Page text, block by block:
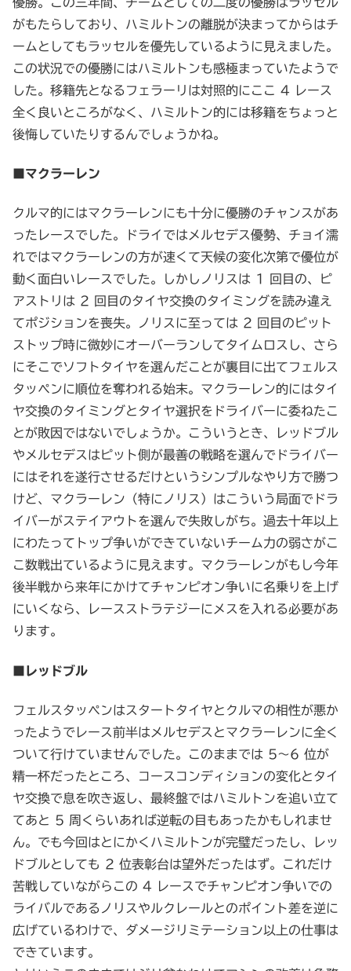
がもたらしており、ハミルトンの離脱が決まってからはチ
ームとしてもラッセルを優先しているように見えました。
この状況での優勝にはハミルトンも感極まっていたようで
した。移籍先となるフェラーリは対照的にここ 4 レース
全く良いところがなく、ハミルトン的には移籍をちょっと
後悔していたりするんでしょうかね。
■マクラーレン
クルマ的にはマクラーレンにも十分に優勝のチャンスがあ
ったレースでした。ドライではメルセデス優勢、チョイ濡
れではマクラーレンの方が速くて天候の変化次第で優位が
動く面白いレースでした。しかしノリスは 1 回目の、ピ
アストリは 2 回目のタイヤ交換のタイミングを読み違え
てポジションを喪失。ノリスに至っては 2 回目のピット
ストップ時に微妙にオーバーランしてタイムロスし、さら
にそこでソフトタイヤを選んだことが裏目に出てフェルス
タッペンに順位を奪われる始末。マクラーレン的にはタイ
ヤ交換のタイミングとタイヤ選択をドライバーに委ねたこ
とが敗因ではないでしょうか。こういうとき、レッドブル
やメルセデスはピット側が最善の戦略を選んでドライバー
にはそれを遂行させるだけというシンプルなやり方で勝つ
けど、マクラーレン（特にノリス）はこういう局面でドラ
イバーがステイアウトを選んで失敗しがち。過去十年以上
にわたってトップ争いができていないチーム力の弱さがこ
こ数戦出ているように見えます。マクラーレンがもし今年
後半戦から来年にかけてチャンピオン争いに名乗りを上げ
にいくなら、レースストラテジーにメスを入れる必要があ
ります。
■レッドブル
フェルスタッペンはスタートタイヤとクルマの相性が悪か
ったようでレース前半はメルセデスとマクラーレンに全く
ついて行けていませんでした。このままでは 5～6 位が
精一杯だったところ、コースコンディションの変化とタイ
ヤ交換で息を吹き返し、最終盤ではハミルトンを追い立て
てあと 5 周くらいあれば逆転の目もあったかもしれませ
ん。でも今回はとにかくハミルトンが完璧だったし、レッ
ドブルとしても 2 位表彰台は望外だったはず。これだけ
苦戦していながらこの 4 レースでチャンピオン争いでの
ライバルであるノリスやルクレールとのポイント差を逆に
広げているわけで、ダメージリミテーション以上の仕事は
できています。